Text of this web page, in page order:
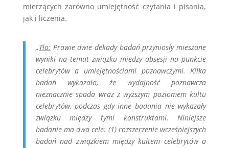
mierzących zarówno umiejętność czytania i pisania,
jak i liczenia.
„Tło: Prawie dwie dekady badań przyniosły mieszane
wyniki na temat związku między obsesji na punkcie
celebrytów a umiejętnościami poznawczymi. Kilka
badań wykazało, że wydajność poznawcza
nieznacznie spada wraz z wyższym poziomem kultu
celebrytów, podczas gdy inne badania nie wykazały
związku między tymi konstruktami. Niniejsze
badanie ma dwa cele: (1) rozszerzenie wcześniejszych
badań nad związkiem między kultem celebrytów a